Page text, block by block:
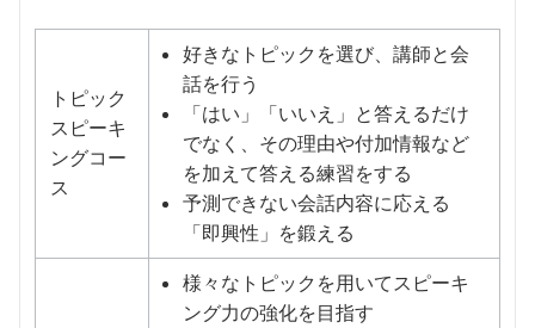
トピック
スピーキ
ングコー
ス
好きなトピックを選び、講師と会
話を行う
「はい」「いいえ」と答えるだけ
でなく、その理由や付加情報など
を加えて答える練習をする
予測できない会話内容に応える
「即興性」を鍛える
様々なトピックを用いてスピーキ
ング力の強化を目指す